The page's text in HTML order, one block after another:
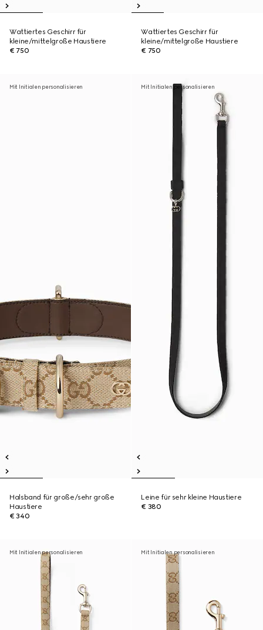
Wattiertes Geschirr für
kleine/mittelgroße Haustiere
€ 750
Wattiertes Geschirr für
kleine/mittelgroße Haustiere
€ 750
Mit Initialen personalisieren
Halsband für große/sehr große
Haustiere
€ 340
Mit Initialen personalisieren
Leine für sehr kleine Haustiere
€ 380
Mit Initialen personalisieren Mit Initialen personalisieren